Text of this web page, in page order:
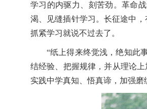
学习的内驱力、刻苦劲。革命
渴、见缝插针学习。长征途中
抓紧学习就说不过去了。
“纸上得来终觉浅，绝知此
结经验、把握规律，并从理论
实践中学真知、悟真谛，加强